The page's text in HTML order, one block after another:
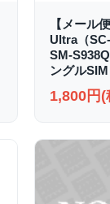
【メール
Ultra（
SM-
ングル
1,800円(